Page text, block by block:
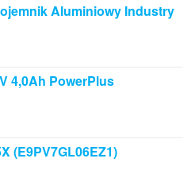
Aluminiowy Industry
4,0Ah PowerPlus
(E9PV7GL06EZ1)